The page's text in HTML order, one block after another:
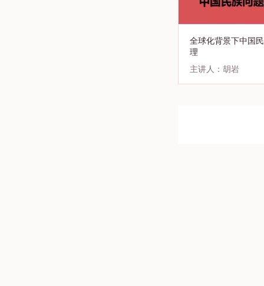
全球化背景下中国
理
主讲人：胡岩